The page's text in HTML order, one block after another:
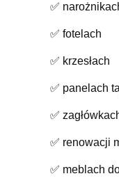
✅
✅ fotelach
✅ krzesłach
✅ panelach
✅
✅ renowacji
✅ meblach